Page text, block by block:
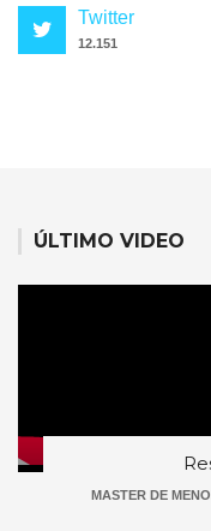
Twitter
12.151
ÚLTIMO VIDEO
MASTER DE